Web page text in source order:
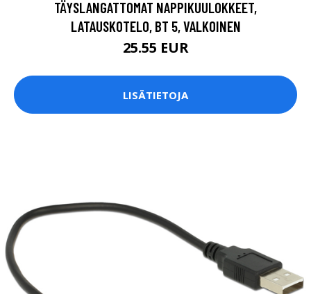
TÄYSLANGATTOMAT NAPPIKUULOKKEET,
LATAUSKOTELO, BT 5, VALKOINEN
25.55 EUR
LISÄTIETOJA